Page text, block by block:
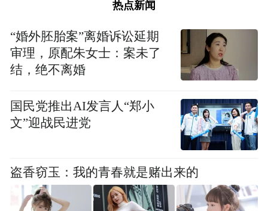
热点新闻
“婚外胚胎案”离婚诉讼延期
审理，原配朱女士：案未了
结，绝不离婚
国民党推出AI发言人“郑小
文”迎战民进党
盗香窃玉：我的青春就是赌出来的